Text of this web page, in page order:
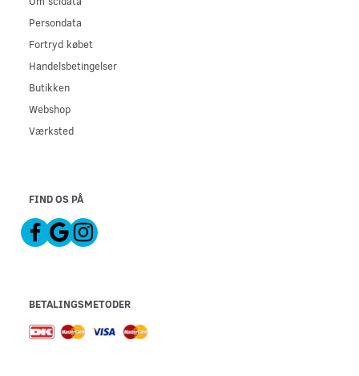
Persondata
Fortryd købet
Handelsbetingelser
Butikken
Webshop
Værksted
FIND OS PÅ
BETALINGSMETODER